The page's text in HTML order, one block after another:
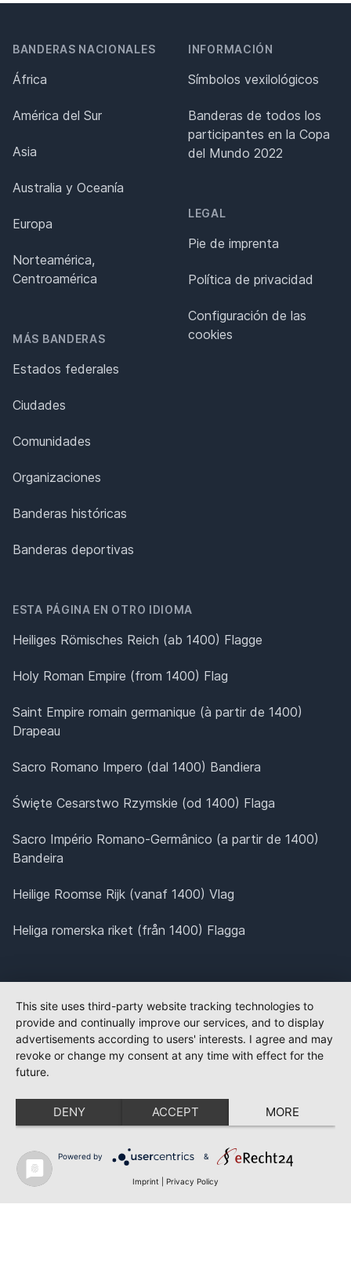
BANDERAS NACIONALES
África
América del Sur
Asia
Australia y Oceanía
Europa
Norteamérica,
Centroamérica
MÁS BANDERAS
Estados federales
Ciudades
Comunidades
Organizaciones
Banderas históricas
Banderas deportivas
INFORMACIÓN
Símbolos vexilológicos
Banderas de todos los
participantes en la Copa
del Mundo 2022
LEGAL
Pie de imprenta
Política de privacidad
Configuración de las
cookies
ESTA PÁGINA EN OTRO IDIOMA
Heiliges Römisches Reich (ab 1400) Flagge
Holy Roman Empire (from 1400) Flag
Saint Empire romain germanique (à partir de 1400)
Drapeau
Sacro Romano Impero (dal 1400) Bandiera
Święte Cesarstwo Rzymskie (od 1400) Flaga
Sacro Império Romano-Germânico (a partir de 1400)
Bandeira
Heilige Roomse Rijk (vanaf 1400) Vlag
Heliga romerska riket (från 1400) Flagga
This site uses third-party website tracking technologies to
provide and continually improve our services, and to display
advertisements according to users' interests. I agree and may
revoke or change my consent at any time with effect for the
future.
DENY ACCEPT MORE
Powered by &
Imprint Privacy Policy